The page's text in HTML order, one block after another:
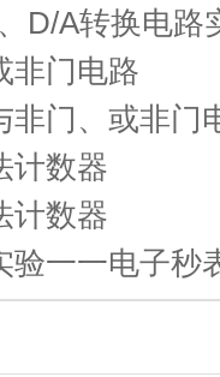
D/A转换电路
非门电路
非门、或非门
计数器
计数器
验一一电子秒